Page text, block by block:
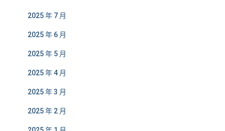
2025 年 7 月
2025 年 6 月
2025 年 5 月
2025 年 4 月
2025 年 3 月
2025 年 2 月